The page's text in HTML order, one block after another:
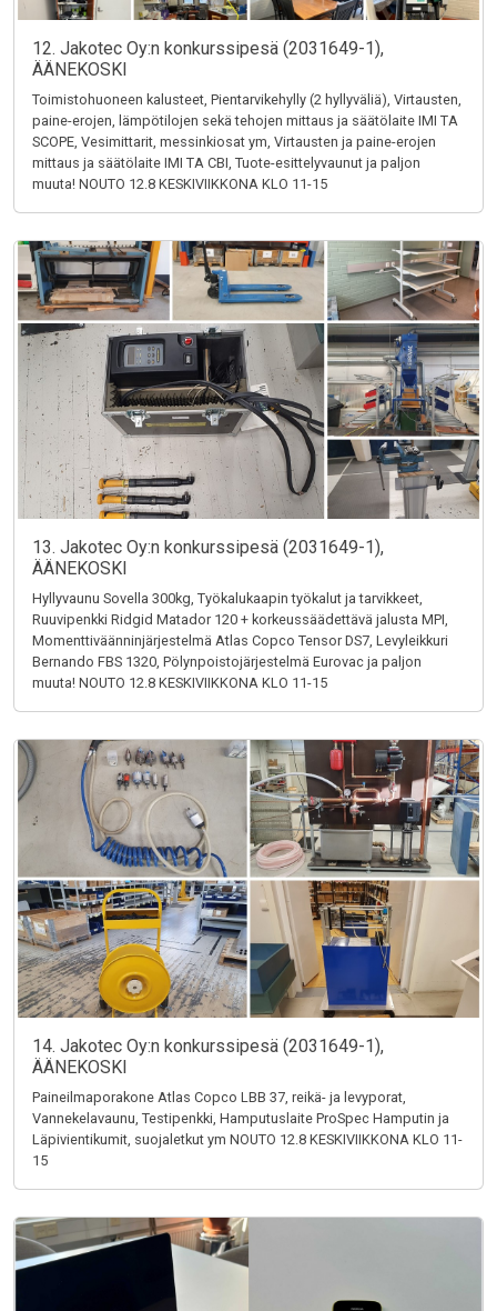
12. Jakotec Oy:n konkurssipesä (2031649-1),
ÄÄNEKOSKI
Toimistohuoneen kalusteet, Pientarvikehylly (2 hyllyväliä), Virtausten,
paine-erojen, lämpötilojen sekä tehojen mittaus ja säätölaite IMI TA
SCOPE, Vesimittarit, messinkiosat ym, Virtausten ja paine-erojen
mittaus ja säätölaite IMI TA CBI, Tuote-esittelyvaunut ja paljon
muuta! NOUTO 12.8 KESKIVIIKKONA KLO 11-15
13. Jakotec Oy:n konkurssipesä (2031649-1),
ÄÄNEKOSKI
Hyllyvaunu Sovella 300kg, Työkalukaapin työkalut ja tarvikkeet,
Ruuvipenkki Ridgid Matador 120 + korkeussäädettävä jalusta MPI,
Momenttiväänninjärjestelmä Atlas Copco Tensor DS7, Levyleikkuri
Bernando FBS 1320, Pölynpoistojärjestelmä Eurovac ja paljon
muuta! NOUTO 12.8 KESKIVIIKKONA KLO 11-15
14. Jakotec Oy:n konkurssipesä (2031649-1),
ÄÄNEKOSKI
Paineilmaporakone Atlas Copco LBB 37, reikä- ja levyporat,
Vannekelavaunu, Testipenkki, Hamputuslaite ProSpec Hamputin ja
Läpivientikumit, suojaletkut ym NOUTO 12.8 KESKIVIIKKONA KLO 11-
15